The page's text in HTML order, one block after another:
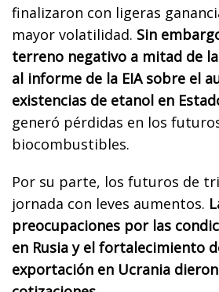
finalizaron con ligeras
mayor volatilidad. Sin
terreno negativo a mitad de
al informe de la EIA sobre el
existencias de etanol en
generó pérdidas en los
biocombustibles.
Por su parte, los futuros de
jornada con leves aumentos.
preocupaciones por las
en Rusia y el fortalecimiento
exportación en Ucrania